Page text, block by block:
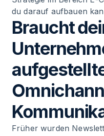
du darauf aufbauen
Braucht
Früher wurden